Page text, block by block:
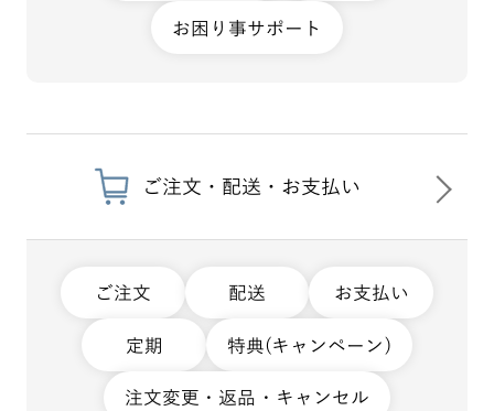
お困り事サポート
ご注文・配送・お支払い
ご注文 配送 お支払い
定期 特典(キャンペーン)
注文変更・返品・キャンセル